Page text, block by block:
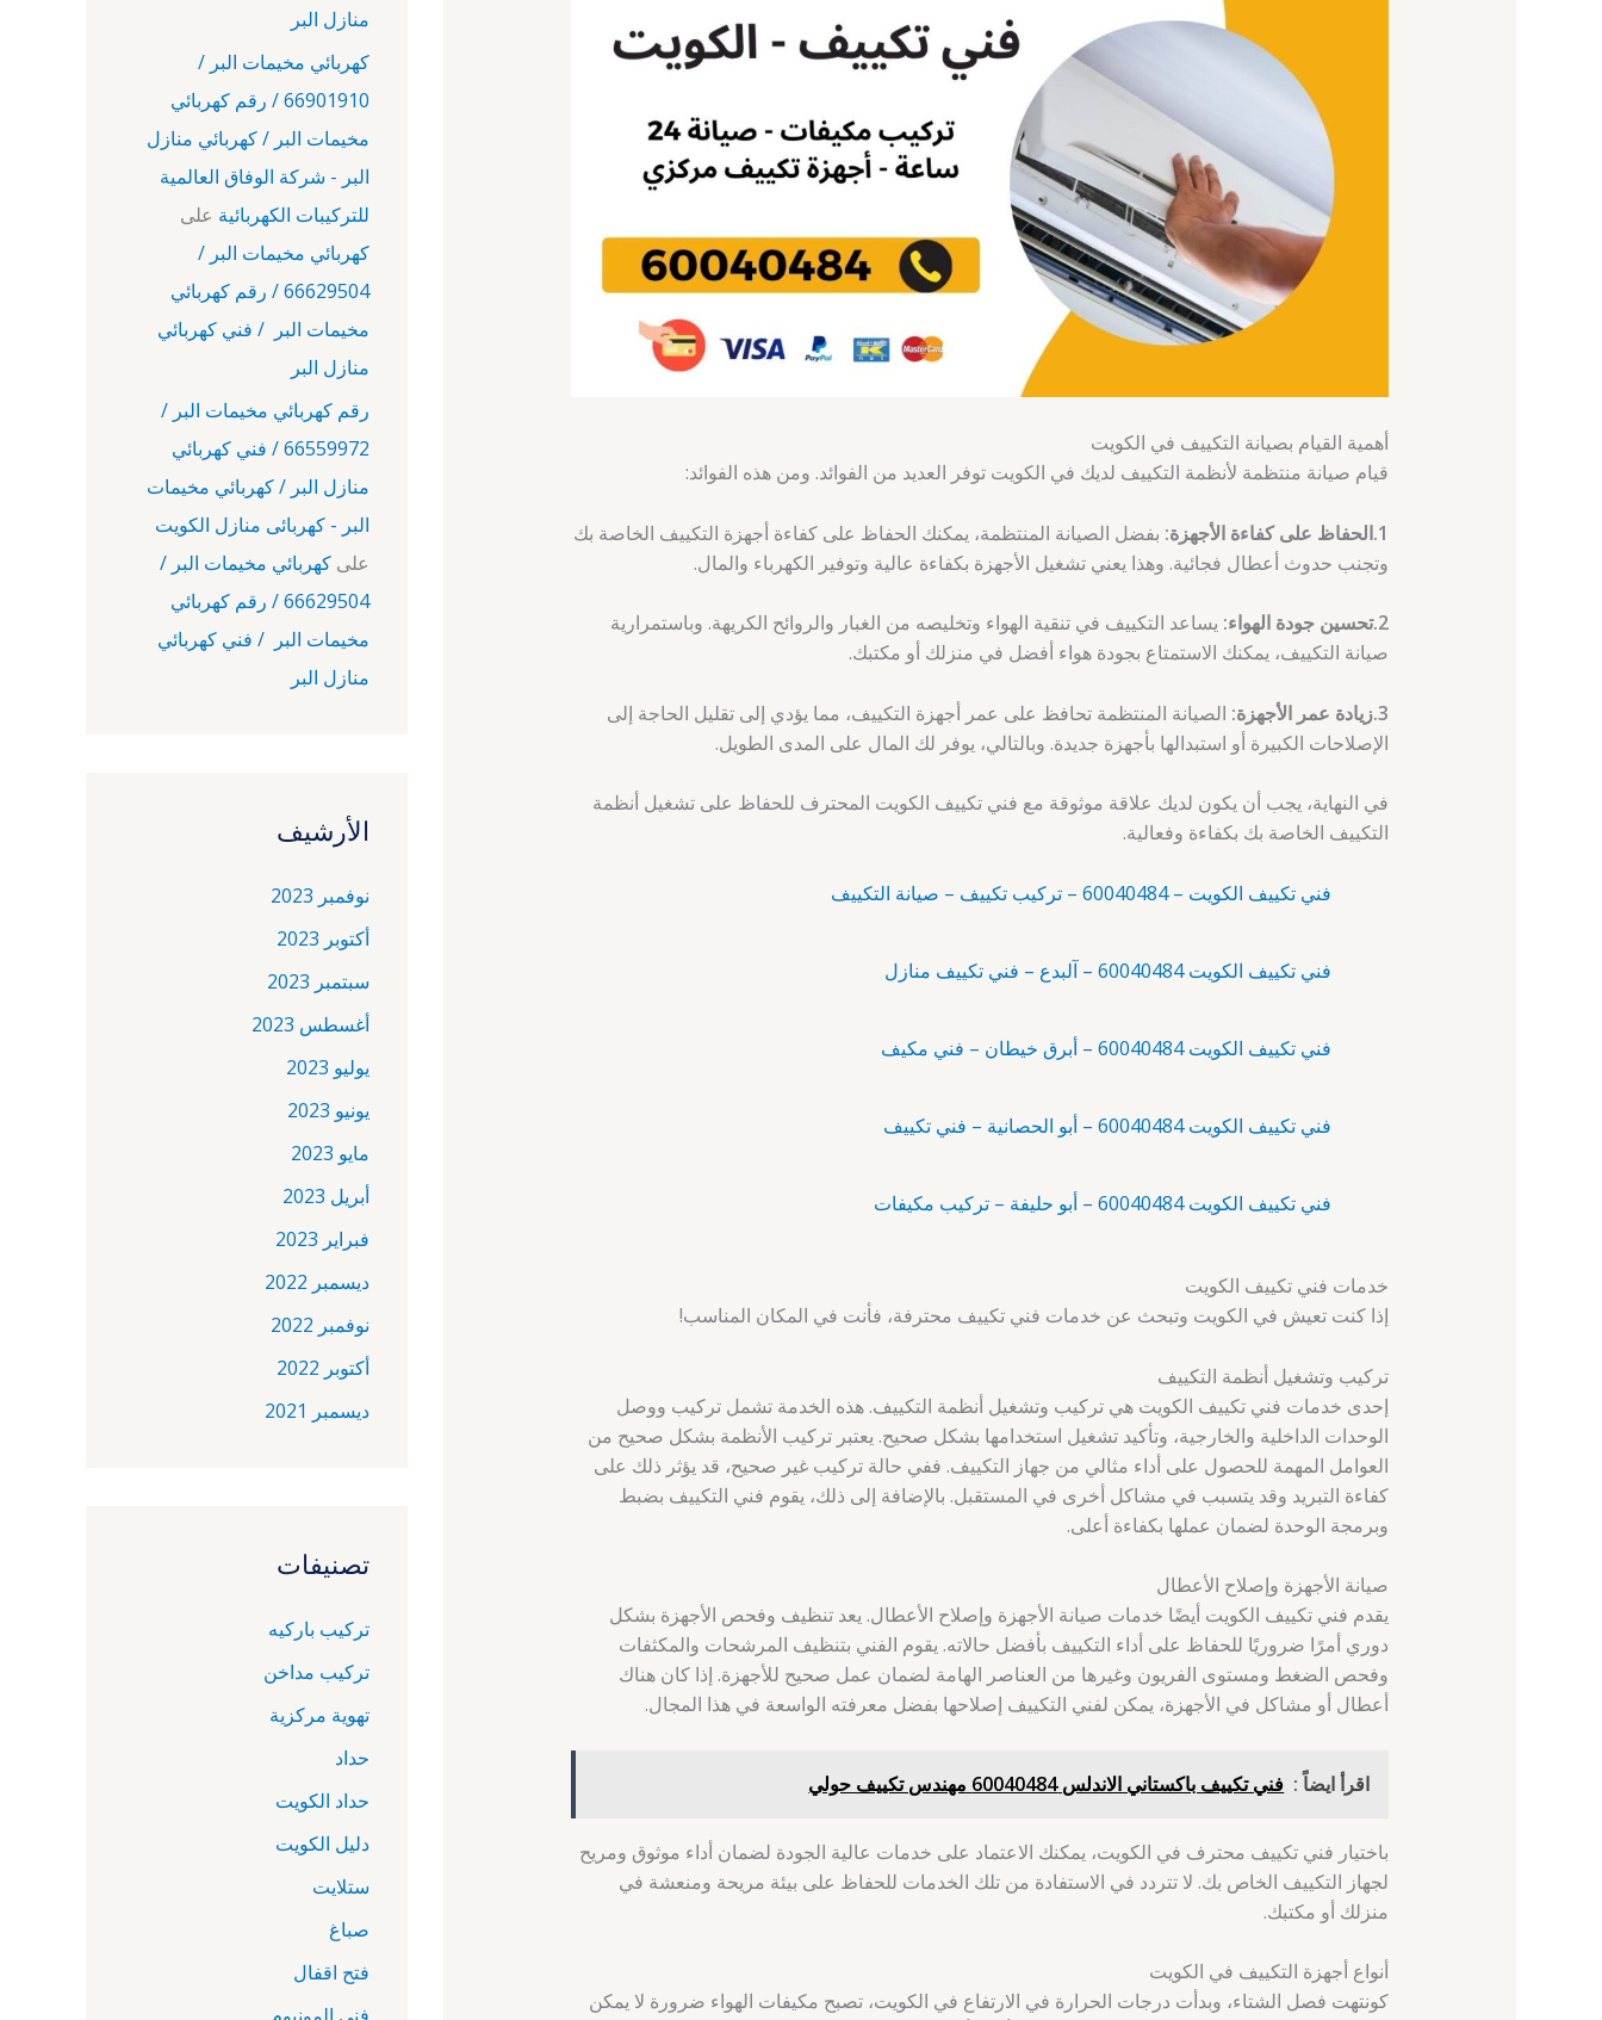
أهمية القيام بصيانة التكييف في الكويت
قيام صيانة منتظمة لأنظمة التكييف لديك في الكويت توفر العديد من الفوائد. ومن هذه الفوائد:
1.الحفاظ على كفاءة الأجهزة:
بفضل الصيانة المنتظمة، يمكنك الحفاظ على كفاءة أجهزة التكييف الخاصة بك
وتجنب حدوث أعطال فجائية. وهذا يعني تشغيل الأجهزة بكفاءة عالية وتوفير الكهرباء والمال.
2.تحسين جودة الهواء:
يساعد التكييف في تنقية الهواء وتخليصه من الغبار والروائح الكريهة. وباستمرارية
صيانة التكييف، يمكنك الاستمتاع بجودة هواء أفضل في منزلك أو مكتبك.
3.زيادة عمر الأجهزة:
الصيانة المنتظمة تحافظ على عمر أجهزة التكييف، مما يؤدي إلى تقليل الحاجة إلى
الإصلاحات الكبيرة أو استبدالها بأجهزة جديدة. وبالتالي، يوفر لك المال على المدى الطويل.
في النهاية، يجب أن يكون لديك علاقة موثوقة مع فني تكييف الكويت المحترف للحفاظ على تشغيل أنظمة
التكييف الخاصة بك بكفاءة وفعالية.
فني تكييف الكويت – 60040484 – تركيب تكييف – صيانة التكييف
فني تكييف الكويت 60040484 – آلبدع – فني تكييف منازل
فني تكييف الكويت 60040484 – أبرق خيطان – فني مكيف
فني تكييف الكويت 60040484 – أبو الحصانية – فني تكييف
فني تكييف الكويت 60040484 – أبو حليفة – تركيب مكيفات
خدمات فني تكييف الكويت
إذا كنت تعيش في الكويت وتبحث عن خدمات فني تكييف محترفة، فأنت في المكان المناسب!
تركيب وتشغيل أنظمة التكييف
إحدى خدمات فني تكييف الكويت هي تركيب وتشغيل أنظمة التكييف. هذه الخدمة تشمل تركيب ووصل
الوحدات الداخلية والخارجية، وتأكيد تشغيل استخدامها بشكل صحيح. يعتبر تركيب الأنظمة بشكل صحيح من
العوامل المهمة للحصول على أداء مثالي من جهاز التكييف. ففي حالة تركيب غير صحيح، قد يؤثر ذلك على
كفاءة التبريد وقد يتسبب في مشاكل أخرى في المستقبل. بالإضافة إلى ذلك، يقوم فني التكييف بضبط
وبرمجة الوحدة لضمان عملها بكفاءة أعلى.
صيانة الأجهزة وإصلاح الأعطال
يقدم فني تكييف الكويت أيضًا خدمات صيانة الأجهزة وإصلاح الأعطال. يعد تنظيف وفحص الأجهزة بشكل
دوري أمرًا ضروريًا للحفاظ على أداء التكييف بأفضل حالاته. يقوم الفني بتنظيف المرشحات والمكثفات
وفحص الضغط ومستوى الفريون وغيرها من العناصر الهامة لضمان عمل صحيح للأجهزة. إذا كان هناك
أعطال أو مشاكل في الأجهزة، يمكن لفني التكييف إصلاحها بفضل معرفته الواسعة في هذا المجال.
اقرأ ايضاً : فني تكييف باكستاني الاندلس 60040484 مهندس تكييف حولي
باختيار فني تكييف محترف في الكويت، يمكنك الاعتماد على خدمات عالية الجودة لضمان أداء موثوق ومريح
لجهاز التكييف الخاص بك. لا تتردد في الاستفادة من تلك الخدمات للحفاظ على بيئة مريحة ومنعشة في
منزلك أو مكتبك.
أنواع أجهزة التكييف في الكويت
كونتهت فصل الشتاء، وبدأت درجات الحرارة في الارتفاع في الكويت، تصبح مكيفات الهواء ضرورة لا يمكن
منازل البر
كهربائي مخيمات البر /
66901910 / رقم كهربائي
مخيمات البر / كهربائي منازل
البر - شركة الوفاق العالمية
للتركيبات الكهربائية على
كهربائي مخيمات البر /
66629504 / رقم كهربائي
مخيمات البر / فني كهربائي
منازل البر
رقم كهربائي مخيمات البر /
66559972 / فني كهربائي
منازل البر / كهربائي مخيمات
البر - كهربائى منازل الكويت
على كهربائي مخيمات البر /
66629504 / رقم كهربائي
مخيمات البر / فني كهربائي
منازل البر
الأرشيف
نوفمبر 2023
أكتوبر 2023
سبتمبر 2023
أغسطس 2023
يوليو 2023
يونيو 2023
مايو 2023
أبريل 2023
فبراير 2023
ديسمبر 2022
نوفمبر 2022
أكتوبر 2022
ديسمبر 2021
تصنيفات
تركيب باركيه
تركيب مداخن
تهوية مركزية
حداد
حداد الكويت
دليل الكويت
ستلايت
صباغ
فتح اقفال